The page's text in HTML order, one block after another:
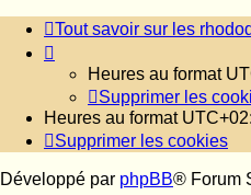
Tout savoir sur les
Heures au format
Supprimer les
Heures au format
Supprimer les cookies
Développé par phpBB® Forum